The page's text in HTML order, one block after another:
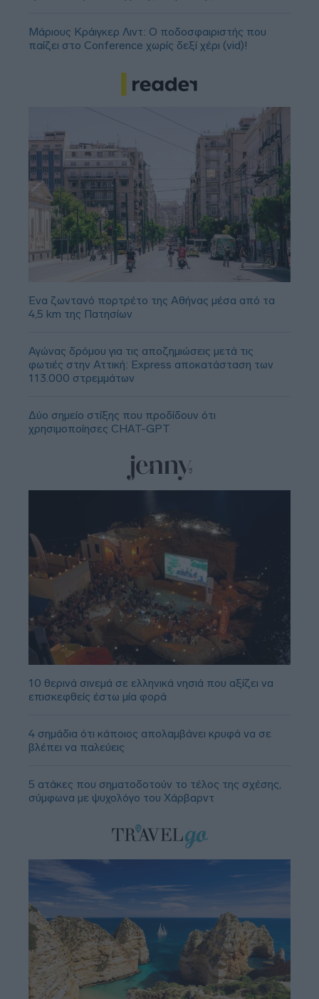
Μάριους Κράιγκερ Λιντ: Ο ποδοσφαιριστής που
παίζει στο Conference χωρίς δεξί χέρι (vid)!
Ένα ζωντανό πορτρέτο της Αθήνας μέσα από τα
4,5 km της Πατησίων
Αγώνας δρόμου για τις αποζημιώσεις μετά τις
φωτιές στην Αττική: Express αποκατάσταση των
113.000 στρεμμάτων
Δύο σημείο στίξης που προδίδουν ότι
χρησιμοποίησες CHAT-GPT
10 θερινά σινεμά σε ελληνικά νησιά που αξίζει να
επισκεφθείς έστω μία φορά
4 σημάδια ότι κάποιος απολαμβάνει κρυφά να σε
βλέπει να παλεύεις
5 ατάκες που σηματοδοτούν το τέλος της σχέσης,
σύμφωνα με ψυχολόγο του Χάρβαρντ